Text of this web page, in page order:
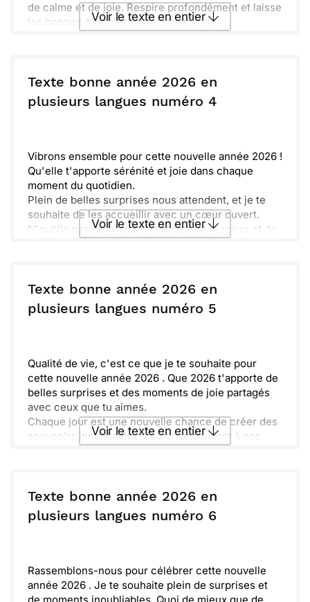
de calme et de joie. Respire profondément et laisse
les bonnes énergies entrer dans ta vie.
Ensemble, partageons des rires et des rêves pour
cette année 2026. Je te souhaite le meilleur et
plein de douceur.
Voir le texte en entier
ou : Copier Recevoir par mail
Texte bonne année 2026 en
plusieurs langues numéro 4
Vibrons ensemble pour cette nouvelle année 2026 !
Qu'elle t'apporte sérénité et joie dans chaque
moment du quotidien.
Plein de belles surprises nous attendent, et je te
souhaite de les accueillir avec un cœur ouvert.
N'oublie pas de prendre le temps de respirer et de
instants ensemble.
Voir le texte en entier
ou : Copier Recevoir par mail
Texte bonne année 2026 en
plusieurs langues numéro 5
Qualité de vie, c'est ce que je te souhaite pour
cette nouvelle année 2026 . Que 2026 t'apporte de
belles surprises et des moments de joie partagés
avec ceux que tu aimes.
Chaque jour est une nouvelle chance de créer des
souvenirs inoubliables. Je pense souvent à nos
sourires. Je te souhaite tout le bonheur du monde
pour cette année à venir et au-delà. Prends soin de
toi !
Voir le texte en entier
ou : Copier Recevoir par mail
Texte bonne année 2026 en
plusieurs langues numéro 6
Rassemblons-nous pour célébrer cette nouvelle
année 2026 . Je te souhaite plein de surprises et